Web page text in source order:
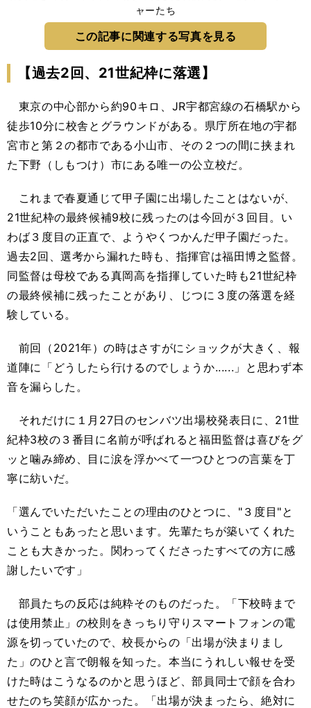
ャーたち
この記事に関連する写真を見る
【過去2回、21世紀枠に落選】
東京の中心部から約90キロ、JR宇都宮線の石橋駅から
徒歩10分に校舎とグラウンドがある。県庁所在地の宇都
宮市と第２の都市である小山市、その２つの間に挟まれ
た下野（しもつけ）市にある唯一の公立校だ。
これまで春夏通じて甲子園に出場したことはないが、
21世紀枠の最終候補9校に残ったのは今回が３回目。い
わば３度目の正直で、ようやくつかんだ甲子園だった。
過去2回、選考から漏れた時も、指揮官は福田博之監督。
同監督は母校である真岡高を指揮していた時も21世紀枠
の最終候補に残ったことがあり、じつに３度の落選を経
験している。
前回（2021年）の時はさすがにショックが大きく、報
道陣に「どうしたら行けるのでしょうか......」と思わず本
音を漏らした。
それだけに１月27日のセンバツ出場校発表日に、21世
紀枠3校の３番目に名前が呼ばれると福田監督は喜びをグ
ッと噛み締め、目に涙を浮かべて一つひとつの言葉を丁
寧に紡いだ。
「選んでいただいたことの理由のひとつに、"３度目"と
いうこともあったと思います。先輩たちが築いてくれた
ことも大きかった。関わってくださったすべての方に感
謝したいです」
部員たちの反応は純粋そのものだった。「下校時まで
は使用禁止」の校則をきっちり守りスマートフォンの電
源を切っていたので、校長からの「出場が決まりまし
た」のひと言で朗報を知った。本当にうれしい報せを受
けた時はこうなるのかと思うほど、部員同士で顔を合わ
せたのち笑顔が広かった。「出場が決まったら、絶対に